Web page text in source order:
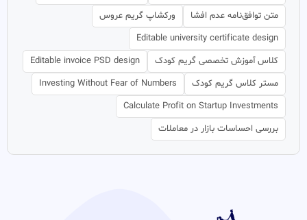
متن توافق‌نامه عدم افشا
ورکشاپ گریم عروس
Editable university certificate design
کلاس آموزش تخصصی گریم کودک
Editable invoice PSD design
مستر کلاس گریم کودک
Investing Without Fear of Numbers
Calculate Profit on Startup Investments
بررسی احساسات بازار در معاملات